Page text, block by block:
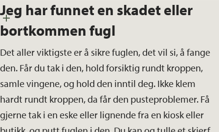
Jeg har funnet en skadet eller
bortkommen fugl
Det aller viktigste er å sikre fuglen, det vil si, å fange
den. Får du tak i den, hold forsiktig rundt kroppen,
samle vingene, og hold den inntil deg. Ikke klem
hardt rundt kroppen, da får den pusteproblemer. Få
gjerne tak i en eske eller lignende fra en kiosk eller